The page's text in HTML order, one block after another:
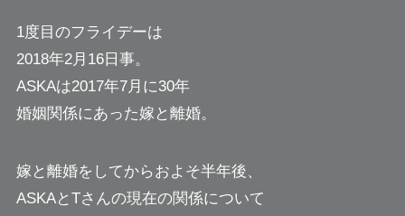
1度目のフライデーは
2018年2月16日事。
ASKAは2017年7月に30年
婚姻関係にあった嫁と離婚。
嫁と離婚をしてからおよそ半年後、
ASKAとTさんの現在の関係について